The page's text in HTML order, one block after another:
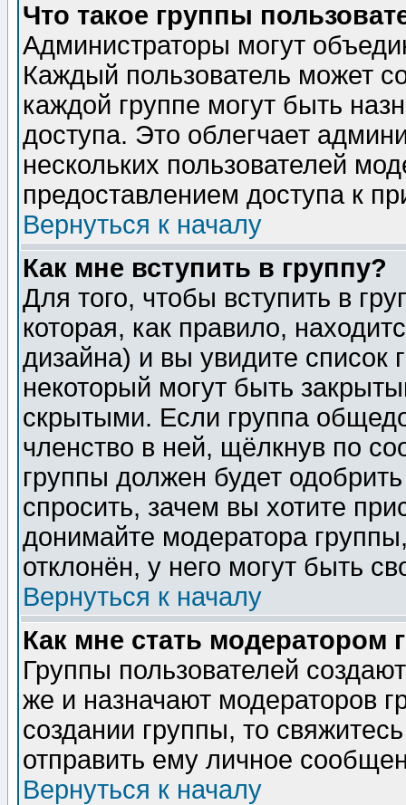
Что такое группы
Администраторы могут
Каждый пользователь может
каждой группе могут быть
доступа. Это облегчает
нескольких пользователей
предоставлением доступа к
Вернуться к началу
Как мне вступить в группу?
Для того, чтобы вступить в
которая, как правило,
дизайна) и вы увидите список
некоторый могут быть
скрытыми. Если группа
членство в ней, щёлкнув по
группы должен будет
спросить, зачем вы хотите
донимайте модератора
отклонён, у него могут быть
Вернуться к началу
Как мне стать модератором
Группы пользователей
же и назначают модераторов
создании группы, то
отправить ему личное
Вернуться к началу